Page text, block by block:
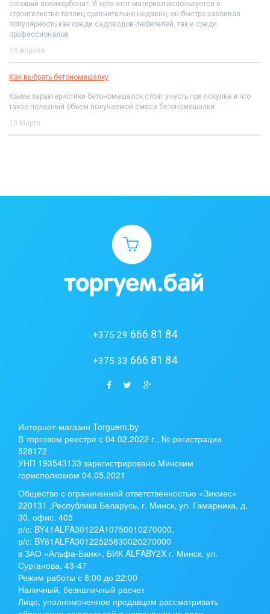
сотовый поликарбонат. И хотя этот материал используется в
строительстве теплиц сравнительно недавно, он быстро завоевал
популярность как среди садоводов-любителей, так и среди
профессионалов
19 Апреля
Как выбрать бетономешалку
Какие характеристики бетономешалок стоит учесть при покупке и что
такое полезный объем получаемой смеси бетономешалки
10 Марта
+375 29 666 81 84
+375 33 666 81 84
Интернет-магазин Torguem.by
В торговом реестре с 04.02.2022 г., № регистрации
528172
УНП 193543133 зарегистрировано Минским
горисполкомом 04.05.2021
Общество с ограниченной ответственностью «Зикмес»
220131 ,Республика Беларусь, г. Минск, ул. Гамарника, д.
30, офис. 405
р/с: BY41ALFA30122A10750010270000,
р/с: BY61ALFA30122525830020270000
в ЗАО «Альфа-Банк», БИК ALFABY2X г. Минск, ул.
Сурганова, 43-47
Режим работы с 8:00 до 22:00
Наличный, безналичный расчет
Лицо, уполномоченное продавцом рассматривать